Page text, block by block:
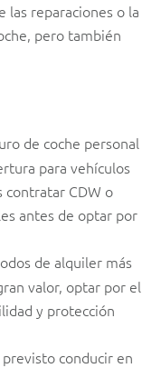
las reparaciones o la
pero también
de coche personal
para vehículos
contratar CDW o
antes de optar por
de alquiler más
valor, optar por el
y protección
previsto conducir en